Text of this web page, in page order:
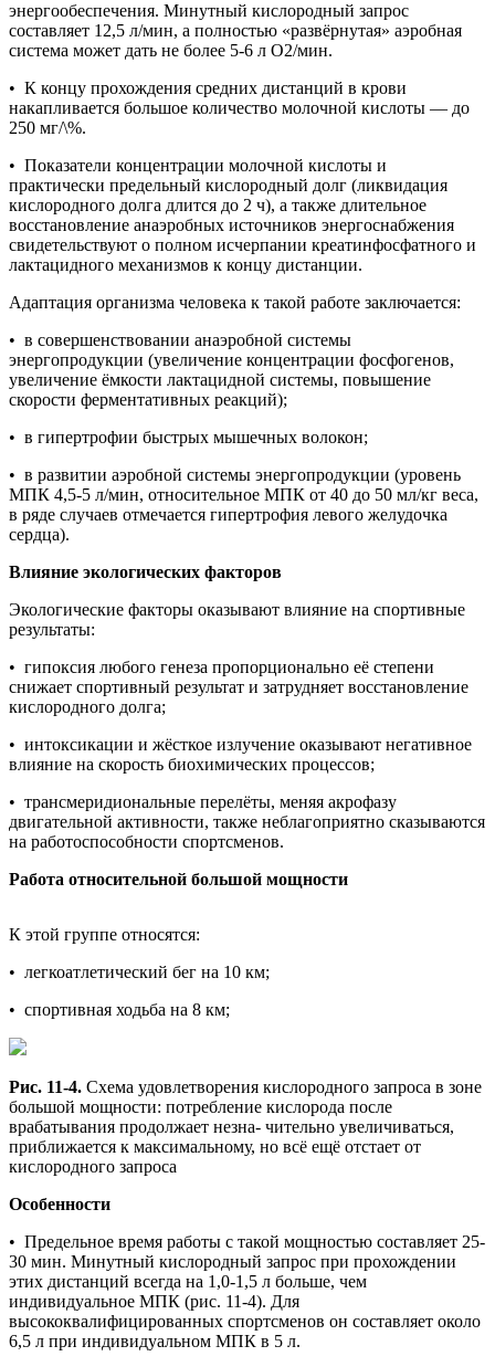
энергообеспечения. Минутный кислородный запрос
составляет 12,5 л/мин, а полностью «развёрнутая» аэробная
система может дать не более 5-6 л О2/мин.
• К концу прохождения средних дистанций в крови
накапливается большое количество молочной кислоты — до
250 мг/\%.
• Показатели концентрации молочной кислоты и
практически предельный кислородный долг (ликвидация
кислородного долга длится до 2 ч), а также длительное
восстановление анаэробных источников энергоснабжения
свидетельствуют о полном исчерпании креатинфосфатного и
лактацидного механизмов к концу дистанции.
Адаптация организма человека к такой работе заключается:
• в совершенствовании анаэробной системы
энергопродукции (увеличение концентрации фосфогенов,
увеличение ёмкости лактацидной системы, повышение
скорости ферментативных реакций);
• в гипертрофии быстрых мышечных волокон;
• в развитии аэробной системы энергопродукции (уровень
МПК 4,5-5 л/мин, относительное МПК от 40 до 50 мл/кг веса,
в ряде случаев отмечается гипертрофия левого желудочка
сердца).
Влияние экологических факторов
Экологические факторы оказывают влияние на спортивные
результаты:
• гипоксия любого генеза пропорционально её степени
снижает спортивный результат и затрудняет восстановление
кислородного долга;
• интоксикации и жёсткое излучение оказывают негативное
влияние на скорость биохимических процессов;
• трансмеридиональные перелёты, меняя акрофазу
двигательной активности, также неблагоприятно сказываются
на работоспособности спортсменов.
Работа относительной большой мощности
К этой группе относятся:
• легкоатлетический бег на 10 км;
• спортивная ходьба на 8 км;
Рис. 11-4. Схема удовлетворения кислородного запроса в зоне
большой мощности: потребление кислорода после
врабатывания продолжает незна- чительно увеличиваться,
приближается к максимальному, но всё ещё отстает от
кислородного запроса
Особенности
• Предельное время работы с такой мощностью составляет 25-
30 мин. Минутный кислородный запрос при прохождении
этих дистанций всегда на 1,0-1,5 л больше, чем
индивидуальное МПК (рис. 11-4). Для
высококвалифицированных спортсменов он составляет около
6,5 л при индивидуальном МПК в 5 л.